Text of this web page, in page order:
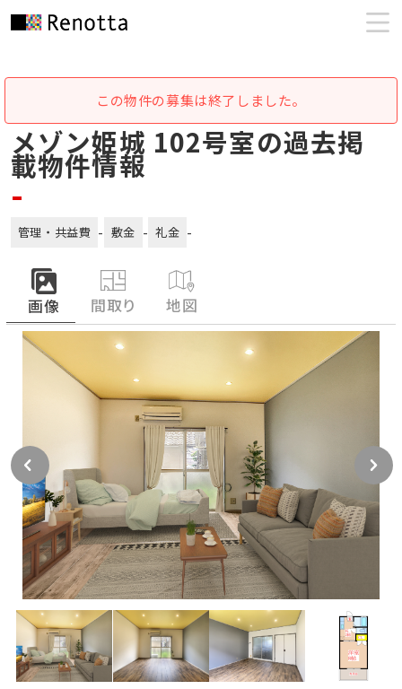
この物件の募集は終了しました。
メゾン姫城 102号室の過去掲
載物件情報
-
管理・共益費 - 敷金 - 礼金 -
画像 間取り 地図